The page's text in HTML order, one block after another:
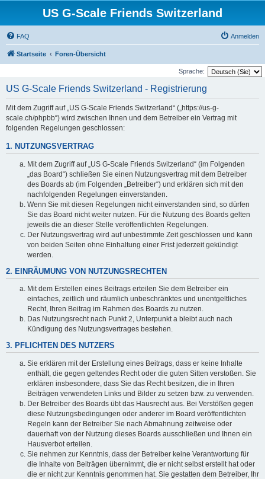
US G-Scale Friends Switzerland
FAQ Anmelden
Startseite Foren-Übersicht
Sprache:
US G-Scale Friends Switzerland - Registrierung
Mit dem Zugriff auf „US G-Scale Friends Switzerland“ („https://us-g-
scale.ch/phpbb“) wird zwischen Ihnen und dem Betreiber ein Vertrag mit
folgenden Regelungen geschlossen:
1. NUTZUNGSVERTRAG
Mit dem Zugriff auf „US G-Scale Friends Switzerland“ (im Folgenden
„das Board“) schließen Sie einen Nutzungsvertrag mit dem Betreiber
des Boards ab (im Folgenden „Betreiber“) und erklären sich mit den
nachfolgenden Regelungen einverstanden.
Wenn Sie mit diesen Regelungen nicht einverstanden sind, so dürfen
Sie das Board nicht weiter nutzen. Für die Nutzung des Boards gelten
jeweils die an dieser Stelle veröffentlichten Regelungen.
Der Nutzungsvertrag wird auf unbestimmte Zeit geschlossen und kann
von beiden Seiten ohne Einhaltung einer Frist jederzeit gekündigt
werden.
2. EINRÄUMUNG VON NUTZUNGSRECHTEN
Mit dem Erstellen eines Beitrags erteilen Sie dem Betreiber ein
einfaches, zeitlich und räumlich unbeschränktes und unentgeltliches
Recht, Ihren Beitrag im Rahmen des Boards zu nutzen.
Das Nutzungsrecht nach Punkt 2, Unterpunkt a bleibt auch nach
Kündigung des Nutzungsvertrages bestehen.
3. PFLICHTEN DES NUTZERS
Sie erklären mit der Erstellung eines Beitrags, dass er keine Inhalte
enthält, die gegen geltendes Recht oder die guten Sitten verstoßen. Sie
erklären insbesondere, dass Sie das Recht besitzen, die in Ihren
Beiträgen verwendeten Links und Bilder zu setzen bzw. zu verwenden.
Der Betreiber des Boards übt das Hausrecht aus. Bei Verstößen gegen
diese Nutzungsbedingungen oder anderer im Board veröffentlichten
Regeln kann der Betreiber Sie nach Abmahnung zeitweise oder
dauerhaft von der Nutzung dieses Boards ausschließen und Ihnen ein
Hausverbot erteilen.
Sie nehmen zur Kenntnis, dass der Betreiber keine Verantwortung für
die Inhalte von Beiträgen übernimmt, die er nicht selbst erstellt hat oder
die er nicht zur Kenntnis genommen hat. Sie gestatten dem Betreiber, Ihr